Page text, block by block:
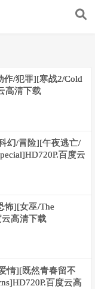
作/犯罪][寒战2/Cold
高清下载
幻/冒险][午夜逃亡/
百度云
怖][女巫/The
云高清下载
情][既然青春留不
百度云高